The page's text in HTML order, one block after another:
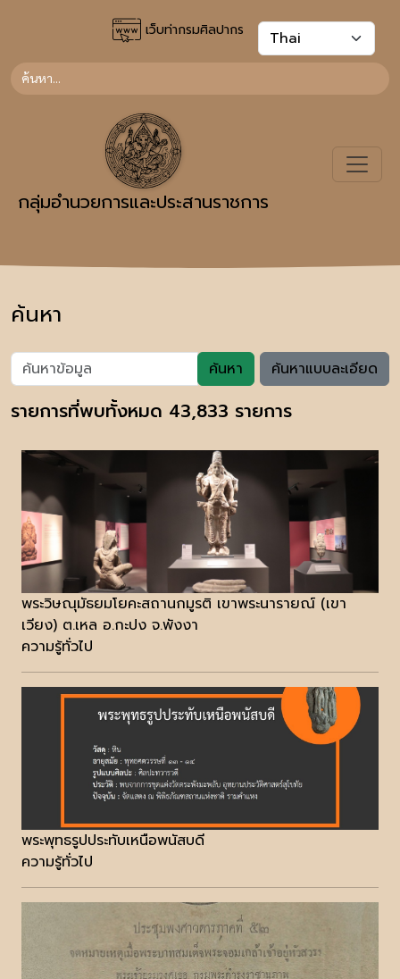
เว็บท่ากรมศิลปากร
กลุ่มอำนวยการและประสานราชการ
ค้นหา
ค้นหา ค้นหาแบบละเอียด
รายการที่พบทั้งหมด 43,833 รายการ
พระวิษณุมัธยมโยคะสถานกมูรติ เขาพระนารายณ์ (เขา
เวียง) ต.เหล อ.กะปง จ.พังงา
ความรู้ทั่วไป
พระพุทธรูปประทับเหนือพนัสบดี
ความรู้ทั่วไป